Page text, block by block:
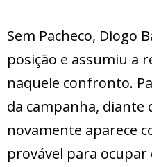
Sem Pacheco, Diogo
posição e assumiu a
naquele confronto.
da campanha, diante
novamente aparece
provável para